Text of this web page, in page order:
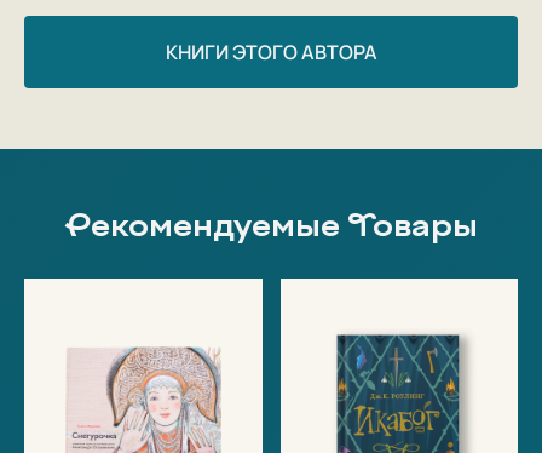
КНИГИ ЭТОГО АВТОРА
Рекомендуемые Товары